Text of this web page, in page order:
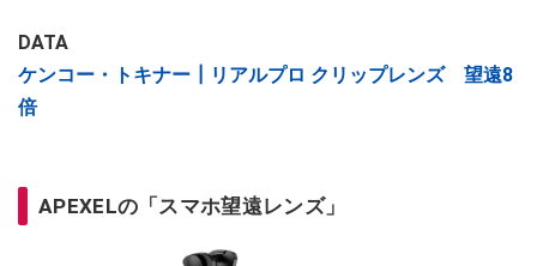
DATA
ケンコー・トキナー┃リアルプロ クリップレンズ 望遠8
倍
APEXELの「スマホ望遠レンズ」